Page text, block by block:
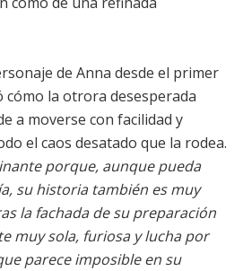
de Anna desde el primer
cómo la otrora desesperada
a moverse con facilidad y
el caos desatado que la rodea.
porque, aunque pueda
su historia también es muy
la fachada de su preparación
muy sola, furiosa y lucha por
parece imposible en su